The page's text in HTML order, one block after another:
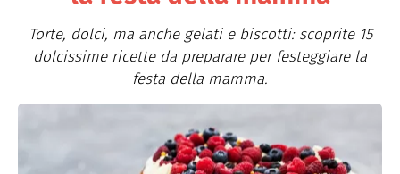
Torte, dolci, ma anche gelati e biscotti: scoprite 15
dolcissime ricette da preparare per festeggiare la
festa della mamma.